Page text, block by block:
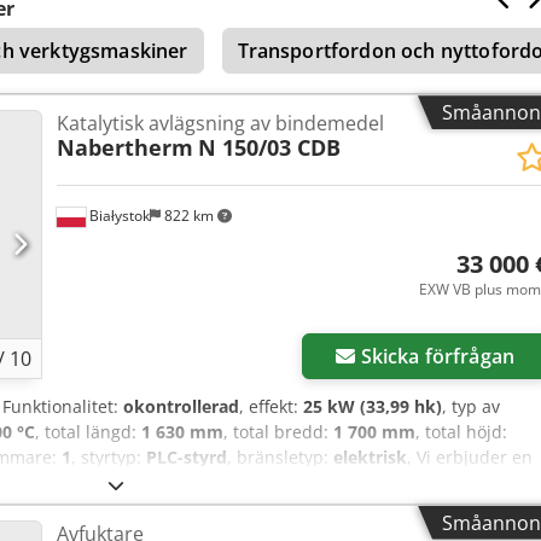
Korrosionsskydd Slitskydd Reparation av axlar Lageranpassning
Metallisering av stålkonstruktioner Skick: Begagnad
Besiktning och avhämtning: Marie-Curie-Str. 1 16225
verktygsmaskiner
Transportfordon och
10
Białystok 822 km
Katalytisk avlägsning av bindemedel
Nabertherm N 150/03 CDB
33 000
EXW VB plus
Skicka förfrågan
Funktionalitet: okontrollerad, effekt: 25 kW (33,99 hk), typ av
°C, total längd: 1 630 mm, total bredd: 1 700 mm, total höjd:
1, styrtyp: PLC-styrd, bränsletyp: elektrisk, Vi erbjuder en
år 2008. Ugn för katalytisk avlägsning av bindemedel från
pulverlackeringsmetoden, antingen med metalliskt eller
kemiskt med hjälp av salpetersyra och avlägsnas i gasform.
Avfuktare